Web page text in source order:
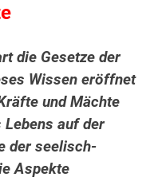
die Gesetze der
Wissen eröffnet
und Mächte
Lebens auf der
der seelisch-
Aspekte